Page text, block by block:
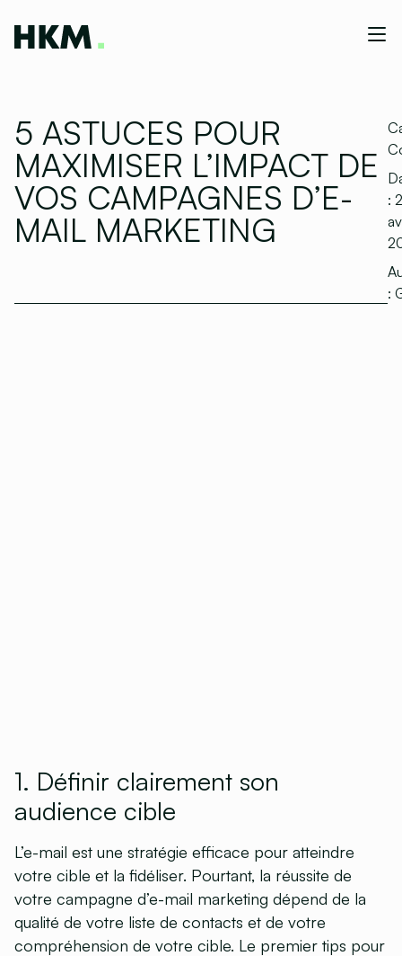
5 ASTUCES POUR
MAXIMISER L’IMPACT DE
VOS CAMPAGNES D’E-
MAIL MARKETING
:
:
1. Définir clairement son
audience cible
L’e-mail est une stratégie efficace pour atteindre
votre cible et la fidéliser. Pourtant, la réussite de
votre campagne d’e-mail marketing dépend de la
qualité de votre liste de contacts et de votre
compréhension de votre cible. Le premier tips pour